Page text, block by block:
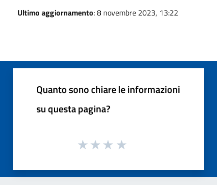
Ultimo aggiornamento: 8 novembre 2023, 13:22
Quanto sono chiare le informazioni
su questa pagina?